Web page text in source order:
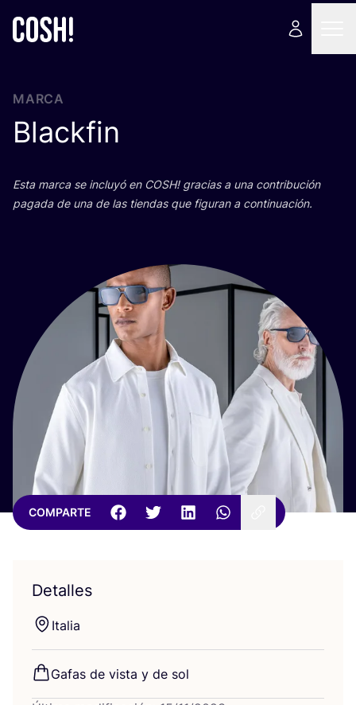
MARCA
Blackfin
Esta mar­ca se inclu­yó en COSH! gra­cias a una con­tri­bu­ción
paga­da de una de las tien­das que figu­ran a continuación.
COMPARTE
Detalles
Ita­lia
Gafas de vis­ta y de sol